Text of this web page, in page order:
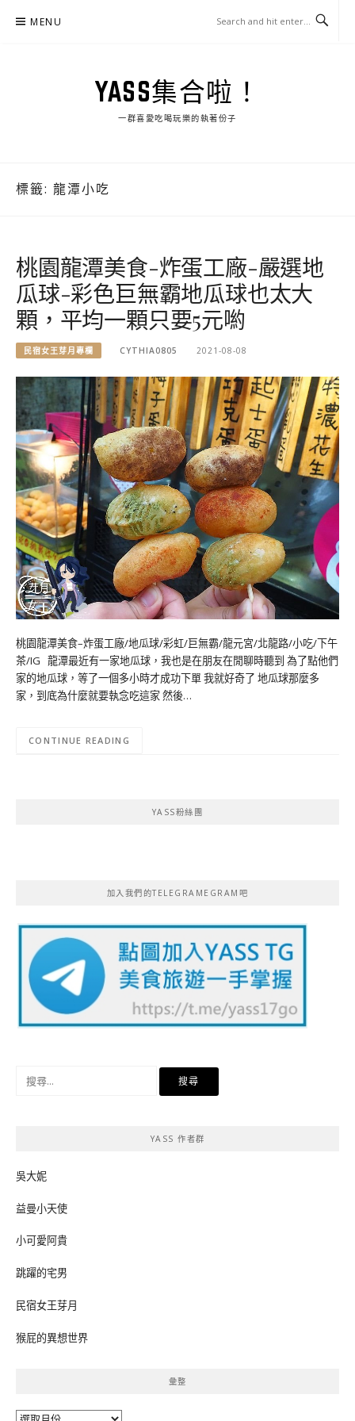
MENU
YASS集合啦！
一群喜愛吃喝玩樂的執著份子
標籤: 龍潭小吃
桃園龍潭美食-炸蛋工廠-嚴選地
瓜球-彩色巨無霸地瓜球也太大
顆，平均一顆只要5元喲
民宿女王芽月專欄 CYTHIA0805 2021-08-08
桃園龍潭美食–炸蛋工廠/地瓜球/彩虹/巨無霸/龍元宮/北龍路/小吃/下午
茶/IG 龍潭最近有一家地瓜球，我也是在朋友在閒聊時聽到 為了點他們
家的地瓜球，等了一個多小時才成功下單 我就好奇了 地瓜球那麼多
家，到底為什麼就要執念吃這家 然後…
CONTINUE READING
YASS粉絲團
加入我們的TELEGRAMEGRAM吧
YASS 作者群
吳大妮
益曼小天使
小可愛阿貴
跳躍的宅男
民宿女王芽月
猴屁的異想世界
彙整
彙